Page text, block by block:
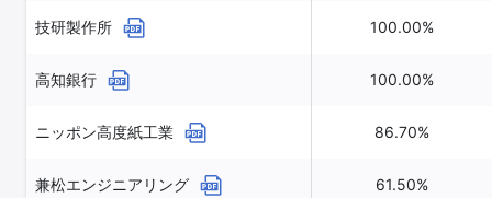
技研製作所 100.00%
高知銀行 100.00%
ニッポン高度紙工業 86.70%
兼松エンジニアリング 61.50%